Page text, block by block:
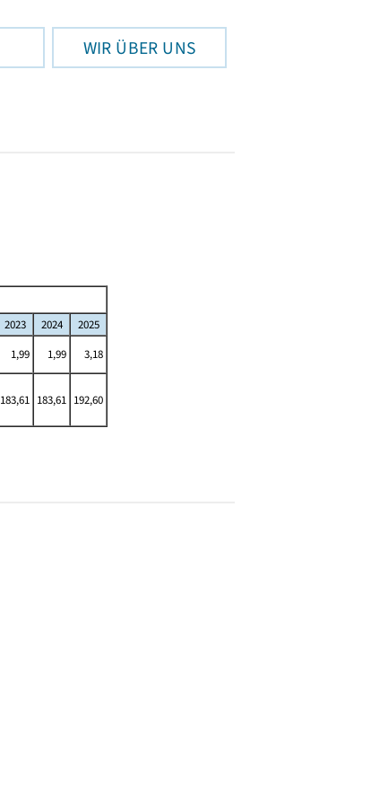
WIR ÜBER UNS
2023 2024
2025
1,99 1,99
3,18
183,61 183,61 192,60